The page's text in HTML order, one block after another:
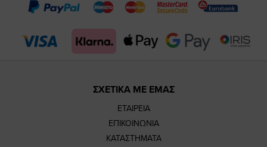
pagepage
ΣΧΕΤΙΚΑ ΜΕ ΕΜΑΣ
ΕΤΑΙΡΕΙΑ
ΕΠΙΚΟΙΝΩΝΙΑ
ΚΑΤΑΣΤΗΜΑΤΑ